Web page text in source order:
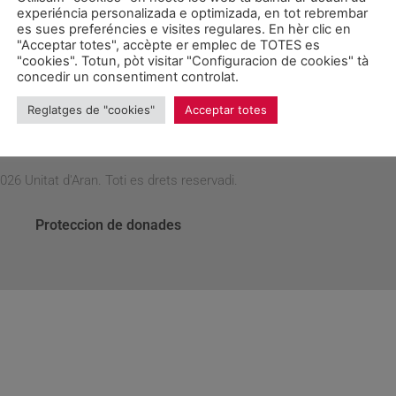
en Vielha las obras de mejora de la travesia de la
ayer, mientras que hoy se alquitranará de nuevo.
Unitat d'Aran. Toti es drets reservadi.
Proteccion de donades
experiéncia personalizada e optimizada, en tot rebrembar
es sues preferéncies e visites regulares. En hèr clic en
"Acceptar totes", accèpte er emplec de TOTES es
"cookies". Totun, pòt visitar "Configuracion de cookies" tà
concedir un consentiment controlat.
Reglatges de "cookies" Acceptar totes